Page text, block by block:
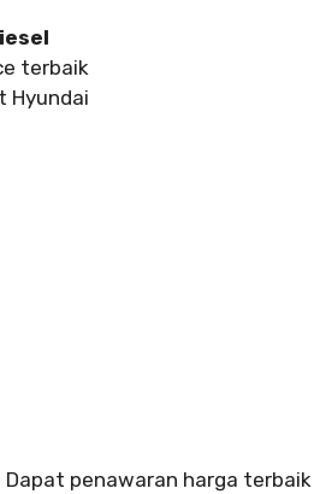
terbaik
Hyundai
penawaran harga